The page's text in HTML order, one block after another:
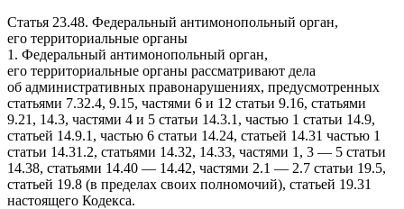
Статья 23.48. Федеральный антимонопольный орган,
его территориальные органы
1. Федеральный антимонопольный орган,
его территориальные органы рассматривают дела
об административных правонарушениях, предусмотренных
статьями 7.32.4, 9.15, частями 6 и 12 статьи 9.16, статьями
9.21, 14.3, частями 4 и 5 статьи 14.3.1, частью 1 статьи 14.9,
статьей 14.9.1, частью 6 статьи 14.24, статьей 14.31 частью 1
статьи 14.31.2, статьями 14.32, 14.33, частями 1, 3 — 5 статьи
14.38, статьями 14.40 — 14.42, частями 2.1 — 2.7 статьи 19.5,
статьей 19.8 (в пределах своих полномочий), статьей 19.31
настоящего Кодекса.